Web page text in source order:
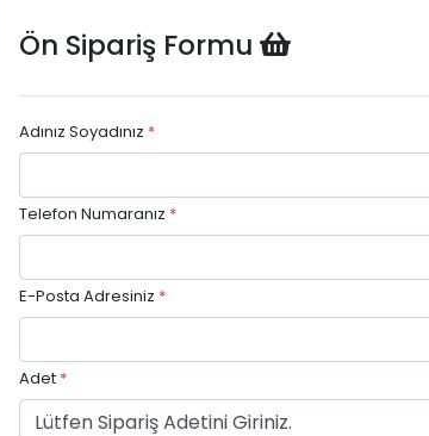
Ön Sipariş Formu
Adınız Soyadınız *
Telefon Numaranız *
E-Posta Adresiniz *
Adet *